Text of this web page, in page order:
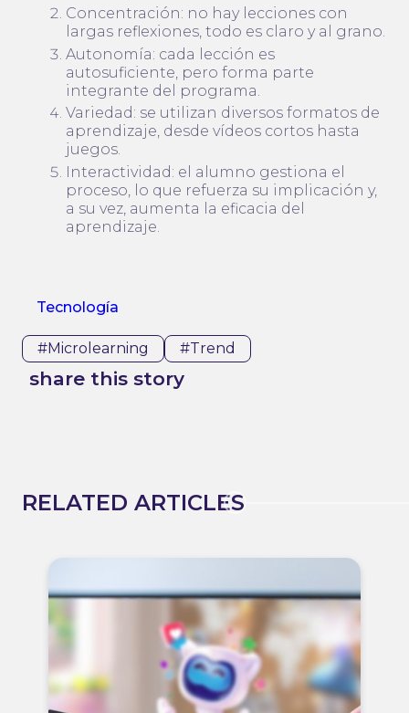
Concentración: no hay lecciones con
largas reflexiones, todo es claro y al grano.
Autonomía: cada lección es
autosuficiente, pero forma parte
integrante del programa.
Variedad: se utilizan diversos formatos de
aprendizaje, desde vídeos cortos hasta
juegos.
Interactividad: el alumno gestiona el
proceso, lo que refuerza su implicación y,
a su vez, aumenta la eficacia del
aprendizaje.
Tecnología
#microlearning #trend
share this story
RELATED ARTICLES